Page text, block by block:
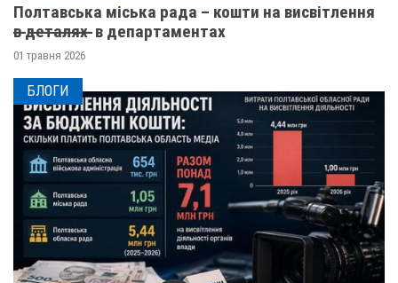
Полтавська міська рада – кошти на висвітлення
в̶ ̶д̶е̶т̶а̶л̶я̶х̶ ̶ в департаментах
01 травня 2026
БЛОГИ